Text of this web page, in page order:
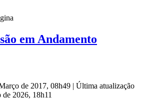
em Andamento
de 2017, 08h49 | Última atualização
2026, 18h11